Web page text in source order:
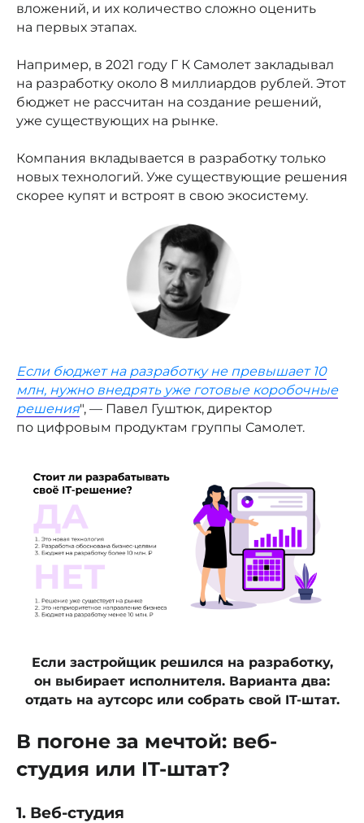
вложений, и их количество сложно оценить
на первых этапах.
Например, в 2021 году Г К Самолет закладывал
на разработку около 8 миллиардов рублей. Этот
бюджет не рассчитан на создание решений,
уже существующих на рынке.
Компания вкладывается в разработку только
новых технологий. Уже существующие решения
скорее купят и встроят в свою экосистему.
Если бюджет на разработку не превышает 10
млн, нужно внедрять уже готовые коробочные
решения", — Павел Гуштюк, директор
по цифровым продуктам группы Самолет.
Если застройщик решился на разработку,
он выбирает исполнителя. Варианта два:
отдать на аутсорс или собрать свой IT-штат.
В погоне за мечтой: веб-
студия или IT-штат?
1. Веб-студия